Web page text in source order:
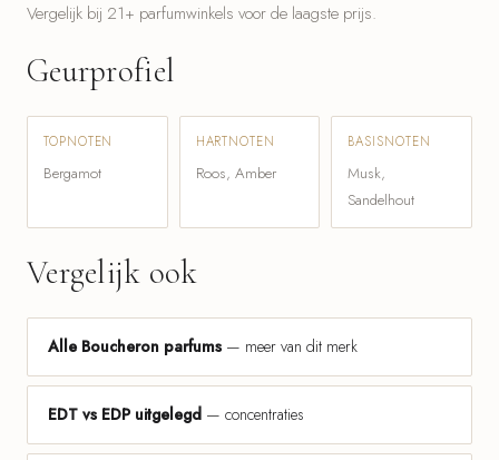
Vergelijk bij 21+ parfumwinkels voor de laagste prijs.
Geurprofiel
TOPNOTEN
Bergamot
HARTNOTEN
Roos, Amber
BASISNOTEN
Musk,
Sandelhout
Vergelijk ook
Alle Boucheron parfums — meer van dit merk
EDT vs EDP uitgelegd — concentraties